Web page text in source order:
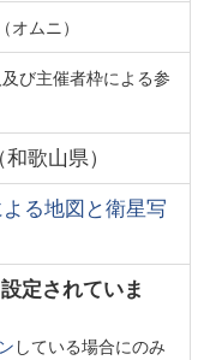
オムニ）
及び主催者枠による参
和歌山県）
る地図と衛星写
設定されていま
している場合にのみ